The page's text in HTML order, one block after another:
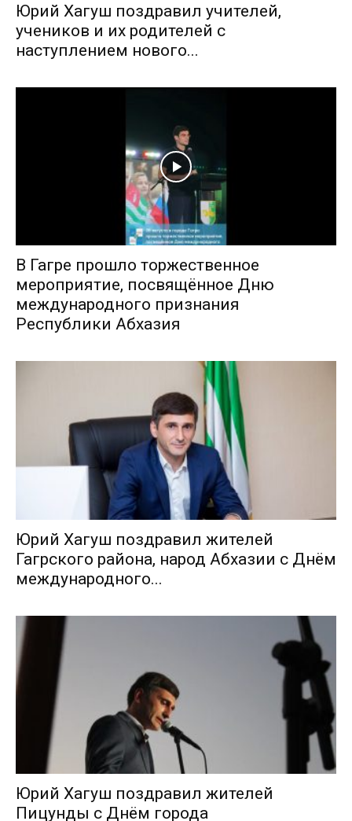
Юрий Хагуш поздравил учителей,
учеников и их родителей с
наступлением нового...
В Гагре прошло торжественное
мероприятие, посвящённое Дню
международного признания
Республики Абхазия
Юрий Хагуш поздравил жителей
Гагрского района, народ Абхазии с Днём
международного...
Юрий Хагуш поздравил жителей
Пицунды с Днём города